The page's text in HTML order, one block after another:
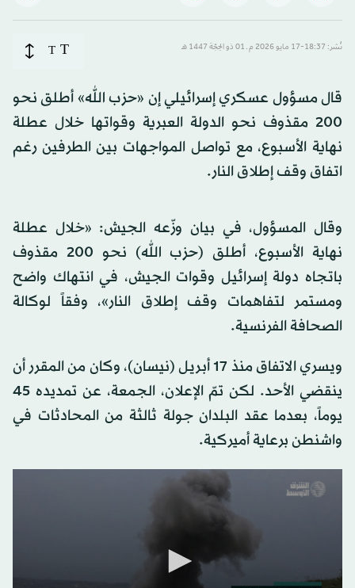
نُشر: 18:37-17 مايو 2026 م ـ 01 ذو الحِجّة 1447 هـ T
T
قال مسؤول عسكري إسرائيلي إن «حزب الله» أطلق نحو
200 مقذوف نحو الدولة العبرية وقواتها خلال عطلة
نهاية الأسبوع، مع تواصل المواجهات بين الطرفين رغم
اتفاق وقف إطلاق النار.
وقال المسؤول، في بيان وزّعه الجيش: «خلال عطلة
نهاية الأسبوع، أطلق (حزب الله) نحو 200 مقذوف
باتجاه دولة إسرائيل وقوات الجيش، في انتهاك واضح
ومستمر لتفاهمات وقف إطلاق النار»، وفقاً لوكالة
الصحافة الفرنسية.
ويسري الاتفاق منذ 17 أبريل (نيسان)، وكان من المقرر أن
ينقضي الأحد. لكن تمّ الإعلان، الجمعة، عن تمديده 45
يوماً، بعدما عقد البلدان جولة ثالثة من المحادثات في
واشنطن برعاية أميركية.